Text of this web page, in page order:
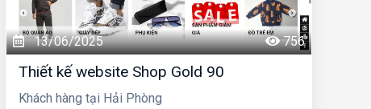
13/06/2025 756
Thiết kế website Shop Gold 90
Khách hàng tại Hải Phòng